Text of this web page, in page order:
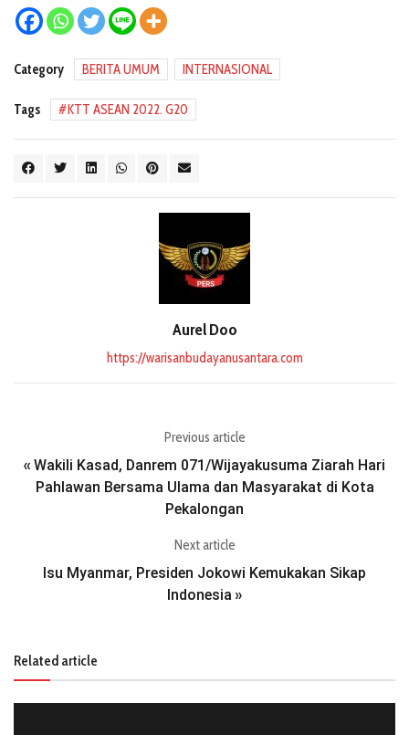
Category BERITA UMUM INTERNASIONAL
Tags KTT ASEAN 2022. G20
Aurel Doo
https://warisanbudayanusantara.com
Previous article
« Wakili Kasad, Danrem 071/Wijayakusuma Ziarah Hari
Pahlawan Bersama Ulama dan Masyarakat di Kota
Pekalongan
Next article
Isu Myanmar, Presiden Jokowi Kemukakan Sikap
Indonesia »
Related article